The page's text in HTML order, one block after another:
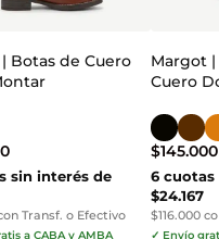
| Botas de Cuero
sin interés de
Transf. o Efectivo
a CABA y AMBA
Margot
Cuero
$145.000
6 cuotas
$24.167
$116.000
✓ Envío